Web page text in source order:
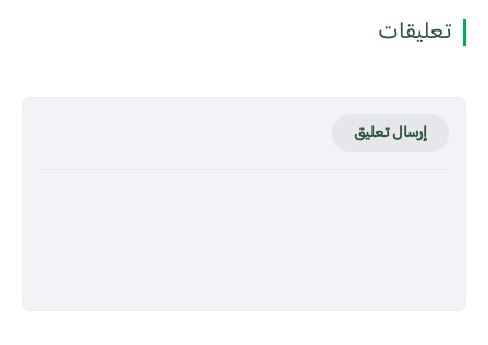
تعليقات
إرسال تعليق